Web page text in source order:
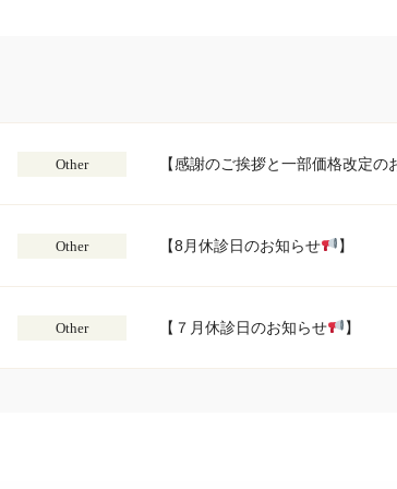
Other 【感謝のご挨拶と一部価格改定の
Other 【8月休診日のお知らせ 】
Other 【７月休診日のお知らせ 】